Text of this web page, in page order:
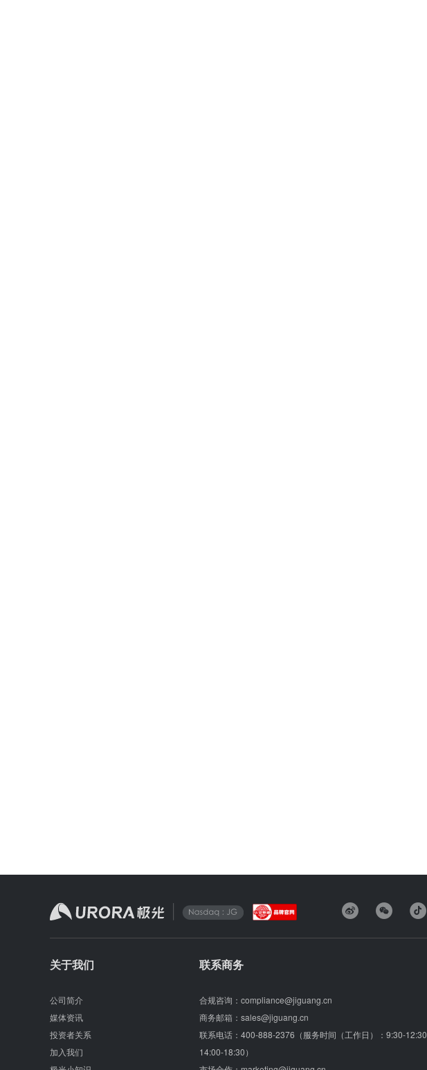
关于我们
公司简介
媒体资讯
投资者关系
加入我们
联系商务
合规咨询： compliance@jiguang.cn
商务邮箱： sales@jiguang.cn
联系电话： 400-888-2376（服务时间（工作日）：9:30-12:30
14:00-18:30）